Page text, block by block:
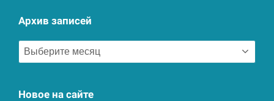
Архив записей
Архив
записей
Новое на сайте